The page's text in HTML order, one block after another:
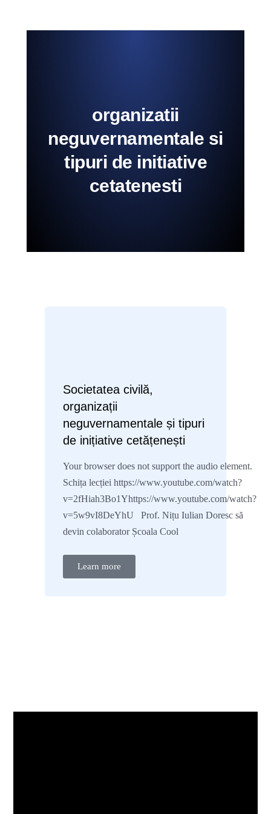
organizatii
neguvernamentale si
tipuri de initiative
cetatenesti
Societatea civilă,
organizații
neguvernamentale și tipuri
de inițiative cetățenești
Your browser does not support the audio element.
Schița lecției https://www.youtube.com/watch?
v=2fHiah3Bo1Yhttps://www.youtube.com/watch?
v=5w9vI8DeYhU Prof. Nițu Iulian Doresc să
devin colaborator Școala Cool
Learn more